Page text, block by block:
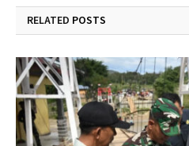
RELATED POSTS